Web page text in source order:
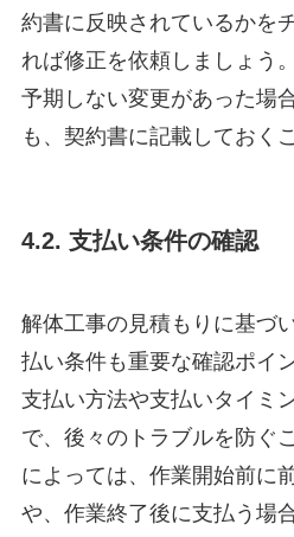
約書に反映されているかを
れば修正を依頼しましょう
予期しない変更があった場
も、契約書に記載しておく
4.2. 支払い条件の確認
解体工事の見積もりに基づ
払い条件も重要な確認ポイ
支払い方法や支払いタイミ
で、後々のトラブルを防ぐ
によっては、作業開始前に
や、作業終了後に支払う場